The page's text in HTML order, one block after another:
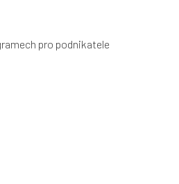
pro podnikatele